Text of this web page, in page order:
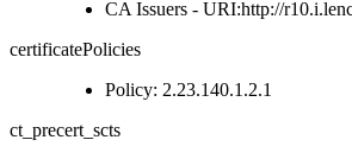
CA Issuers - URI:http://
certificatePolicies
Policy: 2.23.140.1.2.1
ct_precert_scts